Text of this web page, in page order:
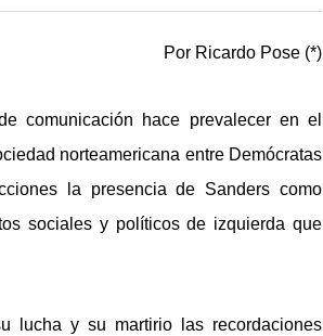
Por Ricardo Pose (*)
comunicación hace prevalecer en el
norteamericana entre Demócratas
la presencia de Sanders como
sociales y políticos de izquierda que
lucha y su martirio las recordaciones